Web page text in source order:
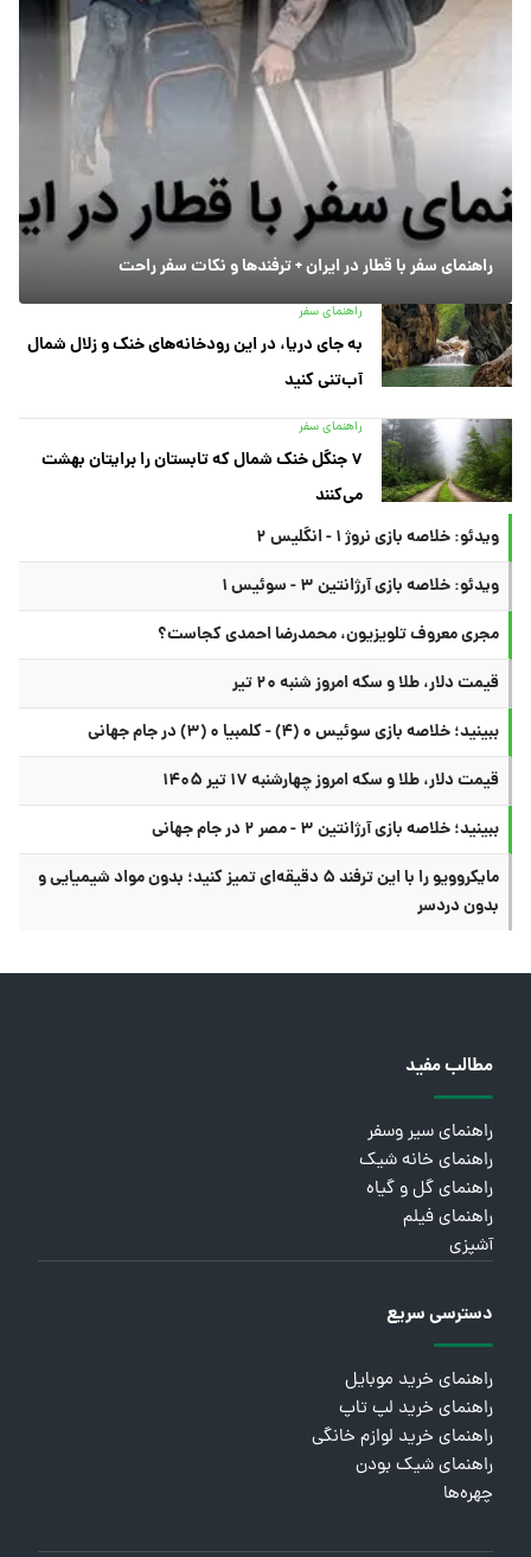
راهنمای سفر با قطار در ایران + ترفندها و نکات سفر راحت
راهنمای سفر
به جای دریا، در این رودخانه‌های خنک و زلال شمال
آب‌تنی کنید
راهنمای سفر
۷ جنگل خنک شمال که تابستان را برایتان بهشت
می‌کنند
ویدئو: خلاصه بازی نروژ ۱ - انگلیس ۲
ویدئو: خلاصه بازی آرژانتین ۳ - سوئیس ۱
مجری معروف تلویزیون، محمدرضا احمدی کجاست؟
قیمت دلار، طلا و سکه امروز شنبه ۲۰ تیر
ببینید؛ خلاصه بازی سوئیس ۰ (۴) - کلمبیا ۰ (۳) در جام جهانی
قیمت دلار، طلا و سکه امروز چهارشنبه ۱۷ تیر ۱۴۰۵
ببینید؛ خلاصه بازی آرژانتین ۳ - مصر ۲ در جام جهانی
مایکروویو را با این ترفند ۵ دقیقه‌ای تمیز کنید؛ بدون مواد شیمیایی و
بدون دردسر
مطالب مفید
راهنمای سیر وسفر
راهنمای خانه شیک
راهنمای گل و گیاه
راهنمای فیلم
آشپزی
دسترسی سریع
راهنمای خرید موبایل
راهنمای خرید لپ تاپ
راهنمای خرید لوازم خانگی
راهنمای شیک بودن
چهره‌ها